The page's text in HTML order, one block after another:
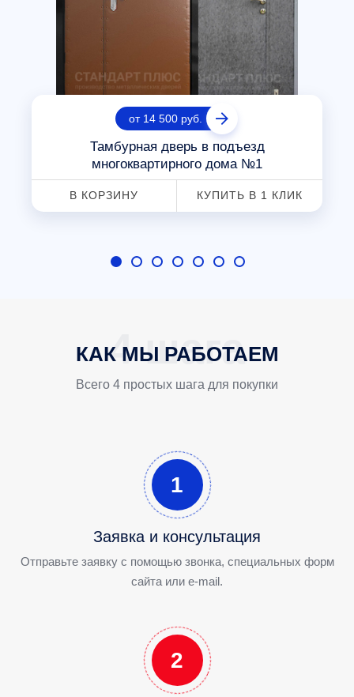
от 14 500 руб.
Тамбурная дверь в подъезд
многоквартирного дома №1
В КОРЗИНУ КУПИТЬ В 1 КЛИК
КАК МЫ РАБОТАЕМ
Всего 4 простых шага для покупки
1
Заявка и консультация
Отправьте заявку с помощью звонка, специальных форм
сайта или e-mail.
2